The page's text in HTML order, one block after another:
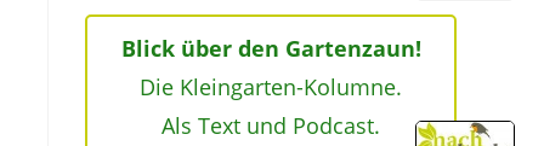
Blick über den Gartenzaun!
Die Kleingarten-Kolumne.
Als Text und Podcast.